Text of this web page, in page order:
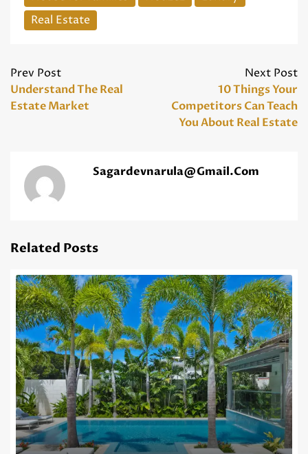
Real Estate
Prev Post
Understand The Real
Estate Market
Next Post
10 Things Your
Competitors Can Teach
You About Real Estate
Sagardevnarula@gmail.com
Related Posts